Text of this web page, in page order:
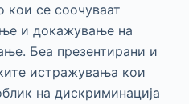
кои се соочуваат
и докажување на
Беа презентирани и
истражувања кои
на дискриминација